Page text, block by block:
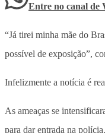
Entre no canal de
“Já tirei minha mãe do
possível de exposição”,
Infelizmente a notícia é
As ameaças se
para dar entrada na polícia.